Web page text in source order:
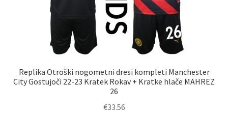
Replika Otroški nogometni dresi kompleti Manchester
City Gostujoči 22-23 Kratek Rokav + Kratke hlače MAHREZ
26
€33.56